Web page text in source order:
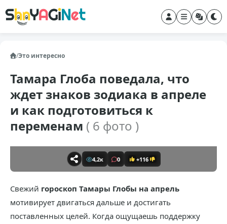
/Это интересно
Тамара Глоба поведала, что
ждет знаков зодиака в апреле
и как подготовиться к
переменам ( 6 фото )
4,2к 0 +116
Свежий гороскоп Тамары Глобы на апрель
мотивирует двигаться дальше и достигать
поставленных целей. Когда ощущаешь поддержку